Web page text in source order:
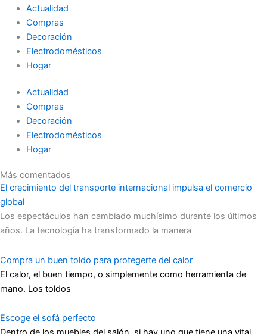
Actualidad
Compras
Decoración
Electrodomésticos
Hogar
Actualidad
Compras
Decoración
Electrodomésticos
Hogar
Más comentados
El crecimiento del transporte internacional impulsa el comercio
global
Los espectáculos han cambiado muchísimo durante los últimos
años. La tecnología ha transformado la manera
Compra un buen toldo para protegerte del calor
El calor, el buen tiempo, o simplemente como herramienta de
mano. Los toldos
Escoge el sofá perfecto